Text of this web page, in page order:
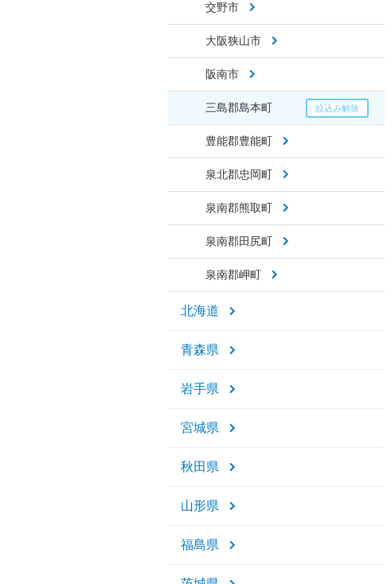
交野市
大阪狭山市
阪南市
三島郡島本町
豊能郡豊能町
泉北郡忠岡町
泉南郡熊取町
泉南郡田尻町
泉南郡岬町
北海道
青森県
岩手県
宮城県
秋田県
山形県
福島県